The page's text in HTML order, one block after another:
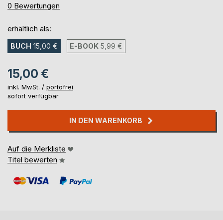
0%
0 Bewertungen
erhältlich als:
BUCH 15,00 € E-BOOK 5,99 €
15,00 €
inkl. MwSt. / portofrei
sofort verfügbar
IN DEN WARENKORB
Auf die Merkliste
Titel bewerten